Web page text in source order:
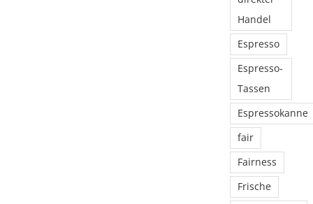
Handel
Espresso
Espresso-
Tassen
Espressokanne
fair
Fairness
Frische